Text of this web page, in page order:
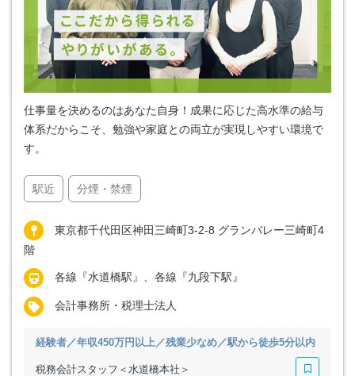
仕事量を決めるのはあなた自身！成果に応じた高水準の給与
体系だからこそ、勉強や家庭との両立が実現しやすい環境で
す。
駅近 分煙・禁煙
東京都千代田区神田三崎町3-2-8 グランバレー三崎町4
階
各線『水道橋駅』、各線『九段下駅』
会計事務所・税理士法人
経験者／年収450万円以上／残業少なめ／駅から徒歩5分以内
税務会計スタッフ＜水道橋本社＞